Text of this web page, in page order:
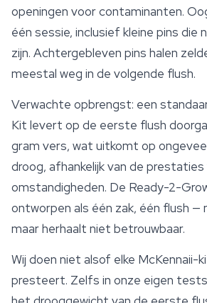
openingen voor contaminanten.
één sessie, inclusief kleine pins die
zijn. Achtergebleven pins halen
meestal weg in de volgende flush.
Verwachte opbrengst: een
Kit levert op de eerste flush
gram vers, wat uitkomt op
droog, afhankelijk van de
omstandigheden. De Ready-2-
ontworpen als één zak, één flush —
maar herhaalt niet betrouwbaar.
Wij doen niet alsof elke McKennaii-
presteert. Zelfs in onze eigen